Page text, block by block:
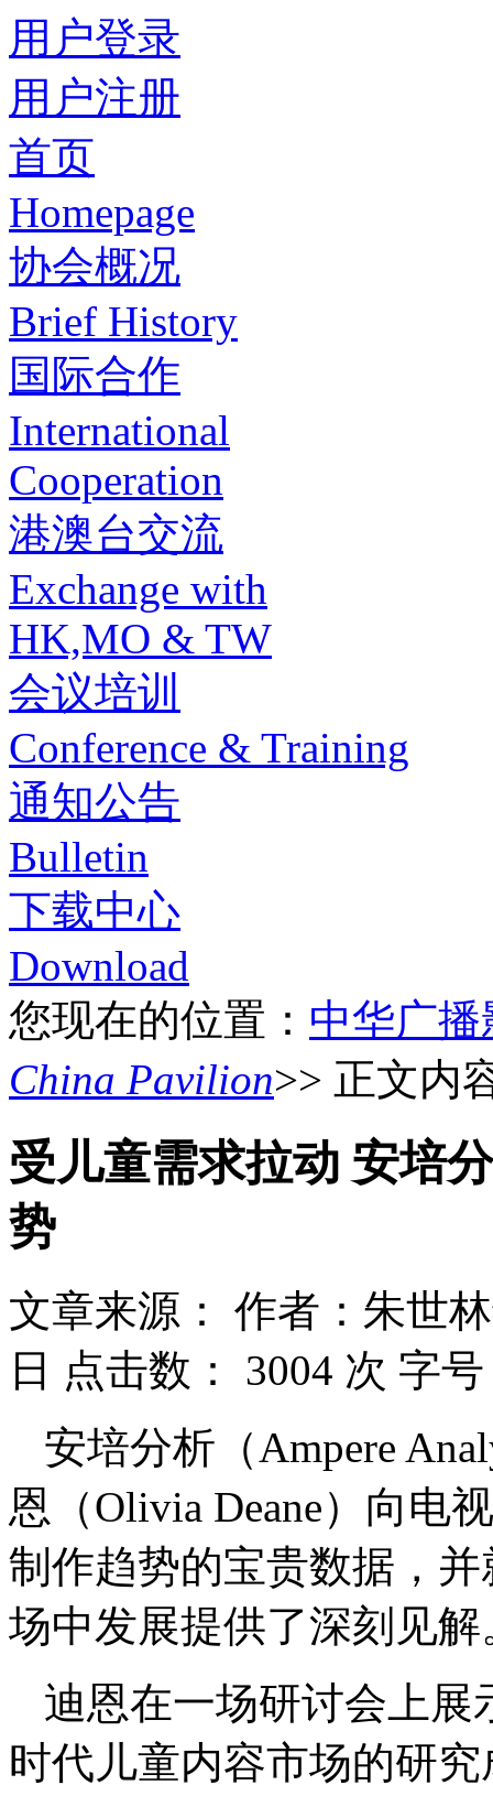
用户登录
用户注册
首页
Homepage
协会概况
Brief History
国际合作
International
Cooperation
港澳台交流
Exchange with
HK,MO & TW
会议培训
Conference & Training
通知公告
Bulletin
下载中心
Download
您现在的位置： 中华广
China Pavilion>> 正文内
受儿童需求拉动 安培
势
文章来源：
作者：朱世
日 点击数： 3004 次 字
安培分析（Ampere
恩（Olivia Deane）向电
制作趋势的宝贵数据，
场中发展提供了深刻见解
迪恩在一场研讨会上展
时代儿童内容市场的研